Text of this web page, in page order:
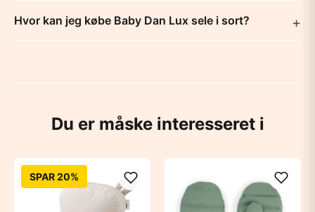
Hvor kan jeg købe Baby Dan Lux sele i sort?
Du er måske interesseret i
SPAR 20%